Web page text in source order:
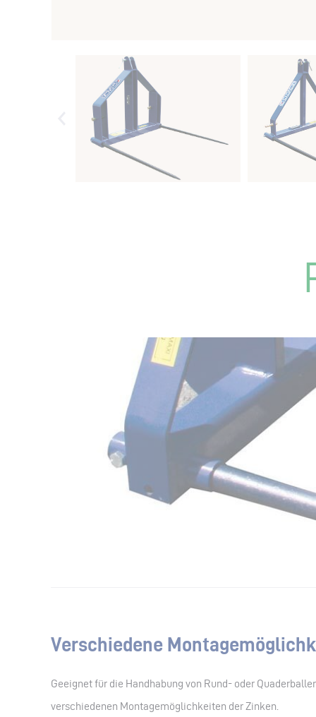
Verschiedene
Geeignet für die Handhabung von Rund- oder
verschiedenen Montagemöglichkeiten der Zinken.